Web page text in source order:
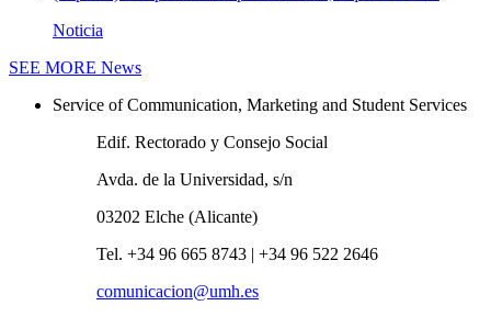
Noticia
SEE MORE News
Service of Communication, Marketing and Student Services
Edif. Rectorado y Consejo Social
Avda. de la Universidad, s/n
03202 Elche (Alicante)
Tel. +34 96 665 8743 | +34 96 522 2646
comunicacion@umh.es